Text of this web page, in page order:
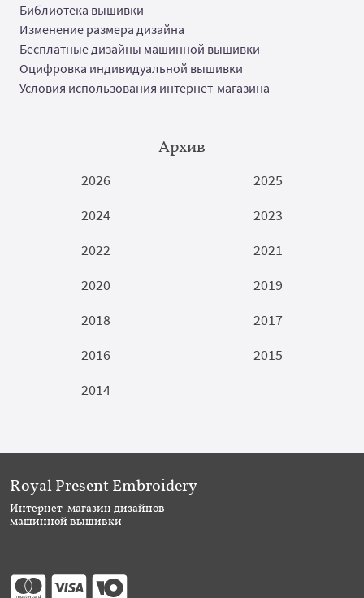
Библиотека вышивки
Изменение размера дизайна
Бесплатные дизайны машинной вышивки
Оцифровка индивидуальной вышивки
Условия использования интернет-магазина
Архив
2026
2025
2024
2023
2022
2021
2020
2019
2018
2017
2016
2015
2014
Royal Present Embroidery
Интернет-магазин дизайнов
машинной вышивки